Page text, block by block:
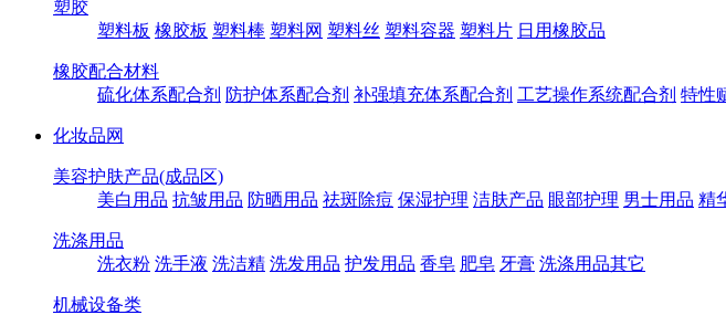
塑胶
塑料板 橡胶板 塑料棒 塑料网 塑料丝 塑料容器 塑料片 日用橡胶品
橡胶配合材料
硫化体系配合剂 防护体系配合剂 补强填充体系配合剂 工艺操作系统配合剂 特性
化妆品网
美容护肤产品(成品区)
美白用品 抗皱用品 防晒用品 祛斑除痘 保湿护理 洁肤产品 眼部护理 男士用品 精
洗涤用品
洗衣粉 洗手液 洗洁精 洗发用品 护发用品 香皂 肥皂 牙膏 洗涤用品其它
机械设备类